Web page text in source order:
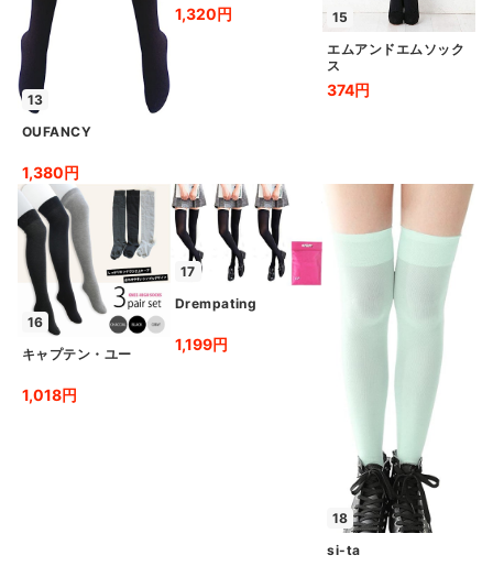
13
OUFANCY
1,380円
1,320円
15
エムアンドエムソック
ス
374円
16
キャプテン・ユー
1,018円
17
Drempating
1,199円
18
si-ta